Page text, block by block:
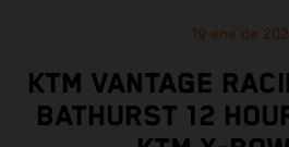
19 ene de
KTM VANTAGE
BATHURST 12